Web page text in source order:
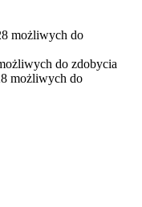
możliwych do
do zdobycia
możliwych do